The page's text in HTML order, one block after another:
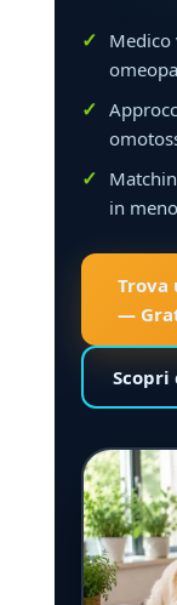
Medico
in
Trova
—
Scopri